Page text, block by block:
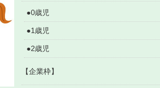
●0歳児
●1歳児
●2歳児
【企業枠】